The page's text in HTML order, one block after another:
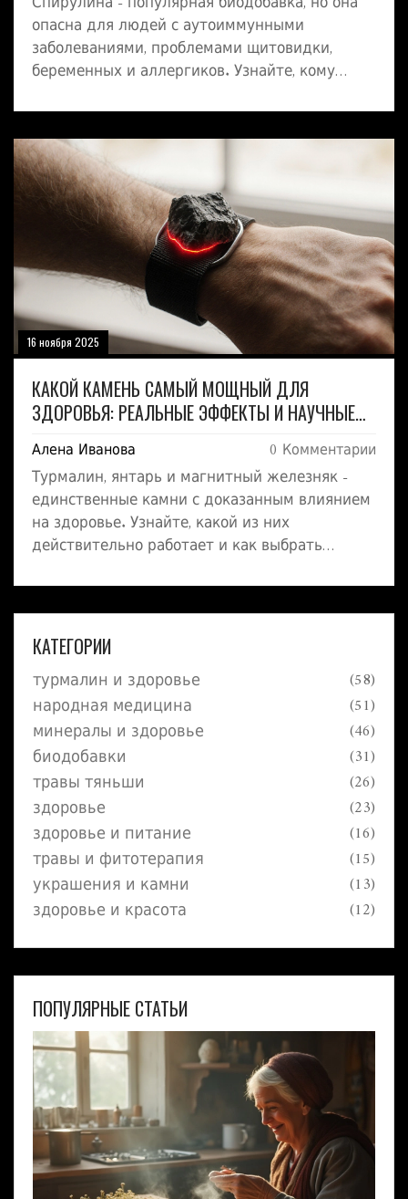
опасна для людей с аутоиммунными
заболеваниями, проблемами щитовидки,
беременных и аллергиков. Узнайте, кому
нее.
16 ноября 2025
КАКОЙ КАМЕНЬ САМЫЙ МОЩНЫЙ ДЛЯ
ЗДОРОВЬЯ: РЕАЛЬНЫЕ ЭФФЕКТЫ И НАУЧНЫЕ
Алена Иванова 0 Комментарии
Турмалин, янтарь и магнитный железняк -
единственные камни с доказанным влиянием
на здоровье. Узнайте, какой из них
действительно работает и как выбрать
КАТЕГОРИИ
турмалин и здоровье (58)
народная медицина (51)
минералы и здоровье (46)
биодобавки (31)
травы тяньши (26)
здоровье (23)
здоровье и питание (16)
травы и фитотерапия (15)
украшения и камни (13)
здоровье и красота (12)
ПОПУЛЯРНЫЕ СТАТЬИ